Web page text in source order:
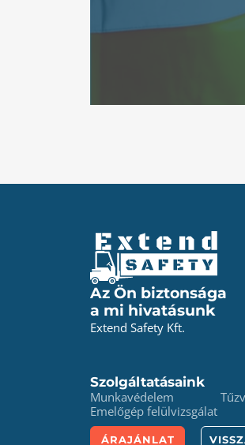
Az Ön biztonsága
a mi hivatásunk
Extend Safety Kft.
Szolgáltatásaink
Munkavédelem
Emelőgép felülvizsgálat
ÁRAJÁNLAT